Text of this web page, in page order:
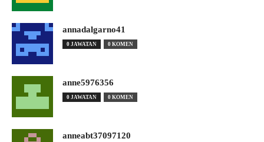
annadalgarno41
0 JAWATAN 0 KOMEN
anne5976356
0 JAWATAN 0 KOMEN
anneabt37097120